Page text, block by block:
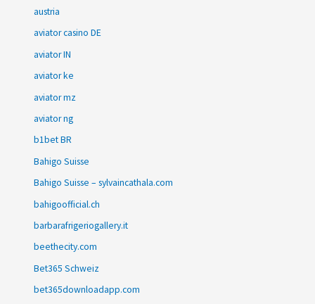
austria
aviator casino DE
aviator IN
aviator ke
aviator mz
aviator ng
b1bet BR
Bahigo Suisse
Bahigo Suisse – sylvaincathala.com
bahigoofficial.ch
barbarafrigeriogallery.it
beethecity.com
Bet365 Schweiz
bet365downloadapp.com